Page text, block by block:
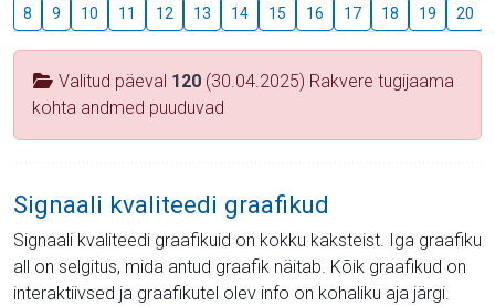
8 9 10 11 12 13 14 15 16 17 18 19 20
Valitud päeval 120 (30.04.2025) Rakvere tugijaama
kohta andmed puuduvad
Signaali kvaliteedi graafikud
Signaali kvaliteedi graafikuid on kokku kaksteist. Iga graafiku
all on selgitus, mida antud graafik näitab. Kõik graafikud on
interaktiivsed ja graafikutel olev info on kohaliku aja järgi.